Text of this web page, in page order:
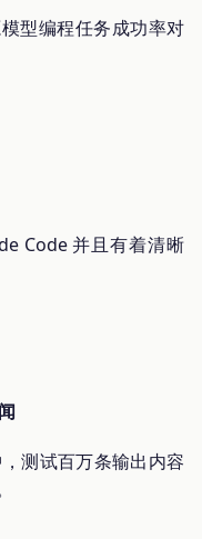
型编程任务成功率对
Code 并且有着清晰
测试百万条输出内容